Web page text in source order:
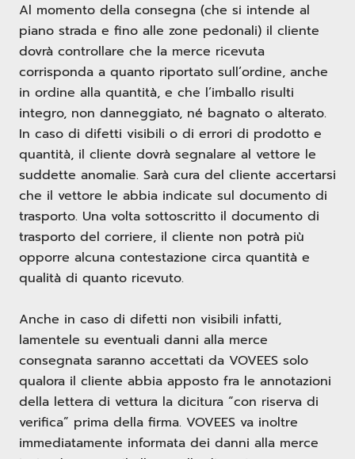
Al momento della consegna (che si intende al
piano strada e fino alle zone pedonali) il cliente
dovrà controllare che la merce ricevuta
corrisponda a quanto riportato sull’ordine, anche
in ordine alla quantità, e che l’imballo risulti
integro, non danneggiato, né bagnato o alterato.
In caso di difetti visibili o di errori di prodotto e
quantità, il cliente dovrà segnalare al vettore le
suddette anomalie. Sarà cura del cliente accertarsi
che il vettore le abbia indicate sul documento di
trasporto. Una volta sottoscritto il documento di
trasporto del corriere, il cliente non potrà più
opporre alcuna contestazione circa quantità e
qualità di quanto ricevuto.
Anche in caso di difetti non visibili infatti,
lamentele su eventuali danni alla merce
consegnata saranno accettati da VOVEES solo
qualora il cliente abbia apposto fra le annotazioni
della lettera di vettura la dicitura “con riserva di
verifica” prima della firma. VOVEES va inoltre
immediatamente informata dei danni alla merce